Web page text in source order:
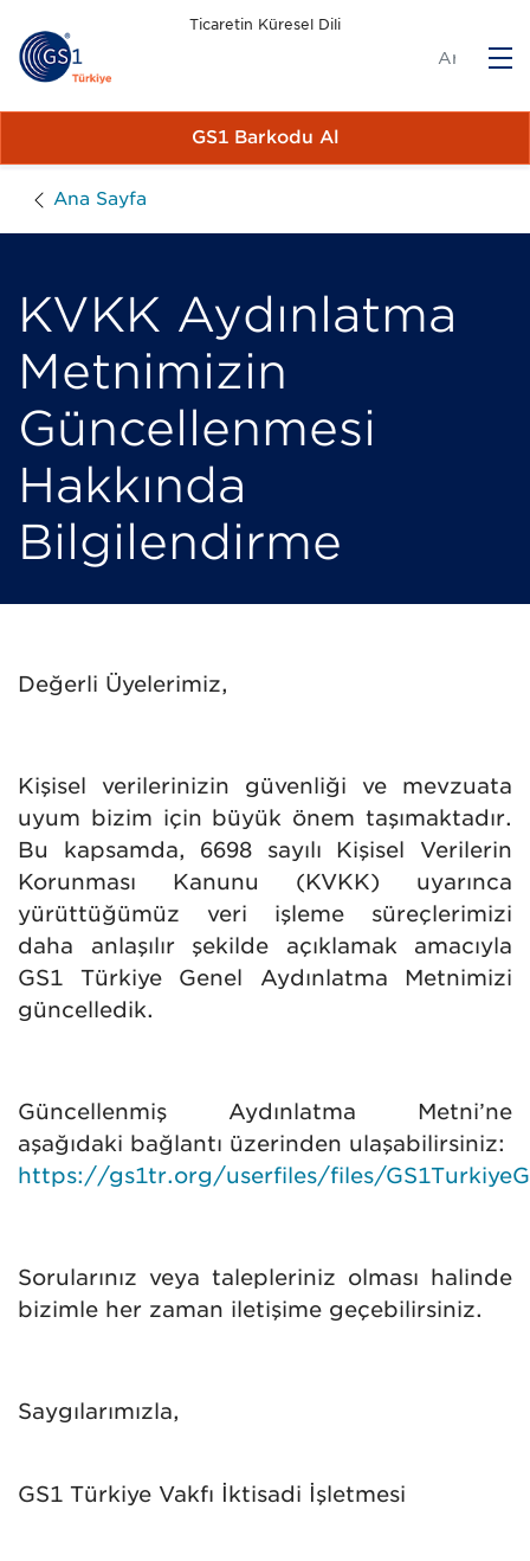
Ticaretin Küresel Dili
GS1 Barkodu Al
Ana Sayfa
KVKK Aydınlatma
Metnimizin
Güncellenmesi
Hakkında
Bilgilendirme
Değerli Üyelerimiz,
Kişisel verilerinizin güvenliği ve mevzuata
uyum bizim için büyük önem taşımaktadır.
Bu kapsamda, 6698 sayılı Kişisel Verilerin
Korunması Kanunu (KVKK) uyarınca
yürüttüğümüz veri işleme süreçlerimizi
daha anlaşılır şekilde açıklamak amacıyla
GS1 Türkiye Genel Aydınlatma Metnimizi
güncelledik.
Güncellenmiş Aydınlatma Metni’ne
aşağıdaki bağlantı üzerinden ulaşabilirsiniz:
https://gs1tr.org/userfiles/files/
Sorularınız veya talepleriniz olması halinde
bizimle her zaman iletişime geçebilirsiniz.
Saygılarımızla,
GS1 Türkiye Vakfı İktisadi İşletmesi